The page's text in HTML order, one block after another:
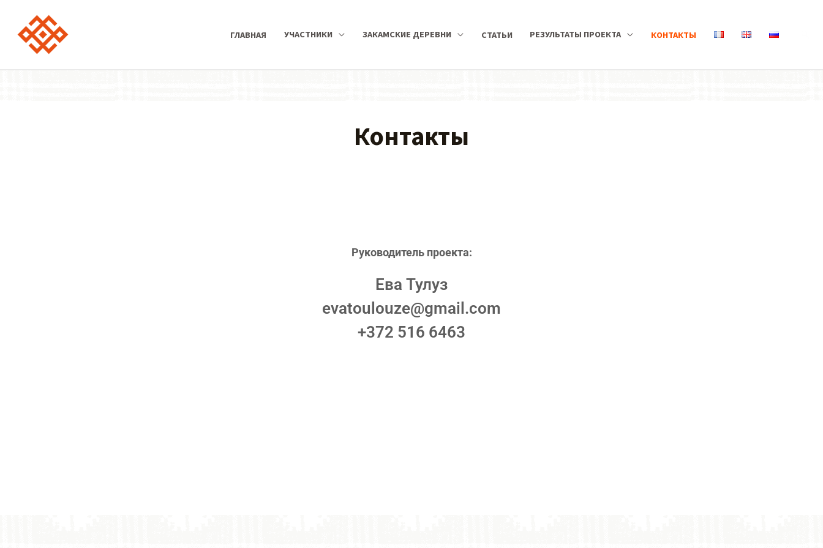
ГЛАВНАЯ УЧАСТНИКИ ЗАКАМСКИЕ ДЕРЕВНИ СТАТЬИ РЕЗУЛЬТАТЫ ПРОЕКТА КОНТАКТЫ
Контакты
Руководитель проекта:
Ева Тулуз
evatoulouze@gmail.com
+372 516 6463